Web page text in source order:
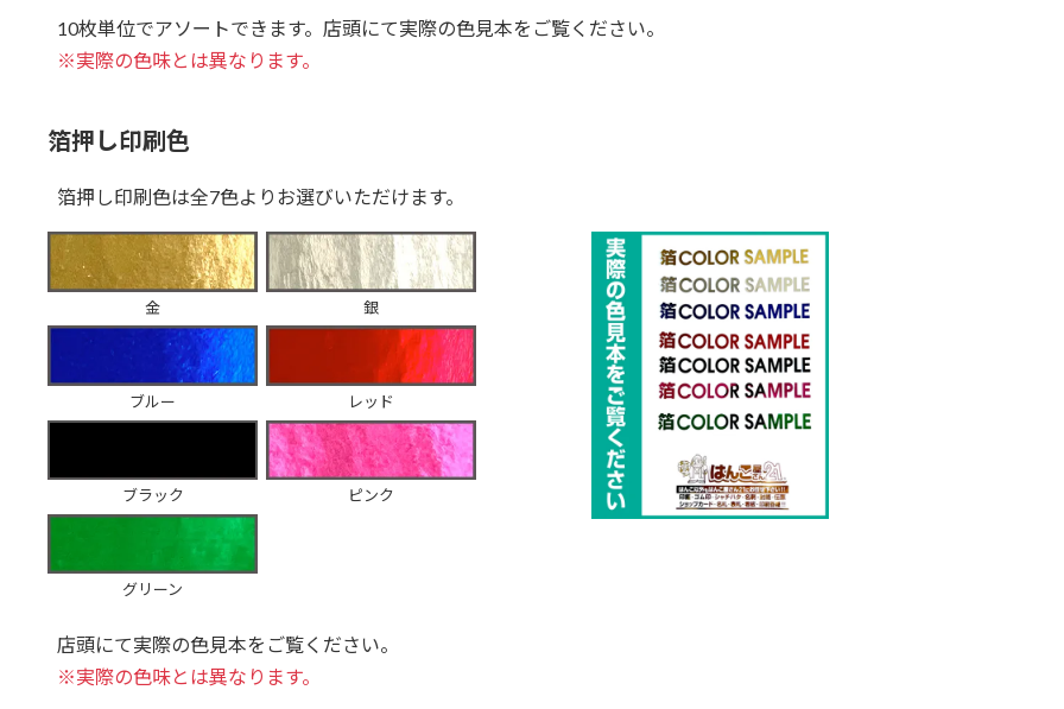
10枚単位でアソートできます。店頭にて実際の色見本をご覧ください。
※実際の色味とは異なります。
箔押し印刷色
箔押し印刷色は全7色よりお選びいただけます。
金 銀
ブルー レッド
ブラック ピンク
グリーン
店頭にて実際の色見本をご覧ください。
※実際の色味とは異なります。